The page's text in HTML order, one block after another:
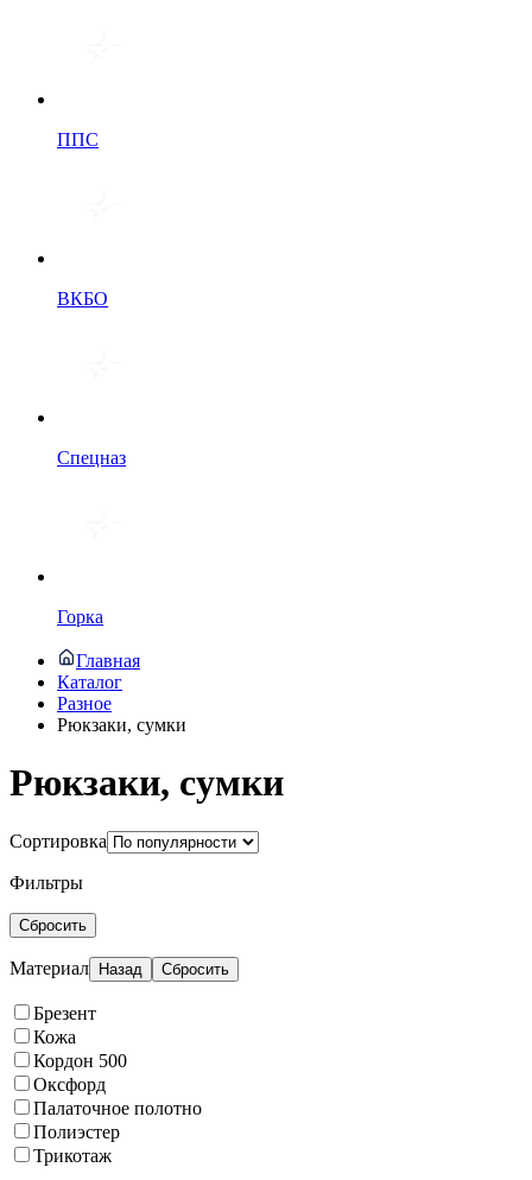
ППС
ВКБО
Спецназ
Горка
Главная
Каталог
Разное
Рюкзаки, сумки
Рюкзаки, сумки
Сортировка
Фильтры
Сбросить
Материал Назад Сбросить
Брезент
Кожа
Кордон 500
Оксфорд
Палаточное полотно
Полиэстер
Трикотаж